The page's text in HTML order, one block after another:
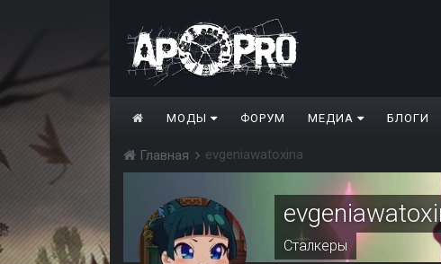
МОДЫ ФОРУМ МЕДИА БЛОГИ
Главная evgeniawatoxina
Сталкеры